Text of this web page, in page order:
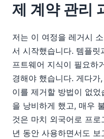
제 계약 관리
저는 이 여정을 레거시
서 시작했습니다. 템플
프트웨어 지식이 필요하
경해야 했습니다. 게다
이를 제거할 방법이 없
을 낭비하게 했고, 매우
것은 마치 외국어로 프
년 동안 사용하면서도